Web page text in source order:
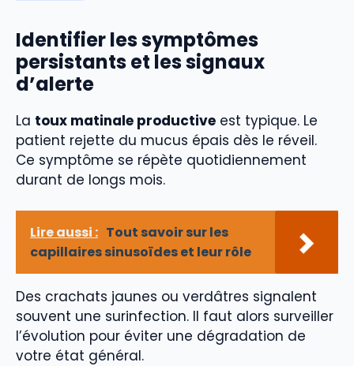
Identifier les symptômes
persistants et les signaux
d’alerte
La toux matinale productive est typique. Le
patient rejette du mucus épais dès le réveil.
Ce symptôme se répète quotidiennement
durant de longs mois.
Lire aussi : Tout savoir sur les
capillaires sinusoïdes et leur rôle
Des crachats jaunes ou verdâtres signalent
souvent une surinfection. Il faut alors surveiller
l’évolution pour éviter une dégradation de
votre état général.